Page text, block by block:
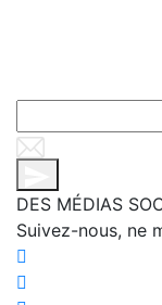
DES MÉDIAS
Suivez-nous, ne